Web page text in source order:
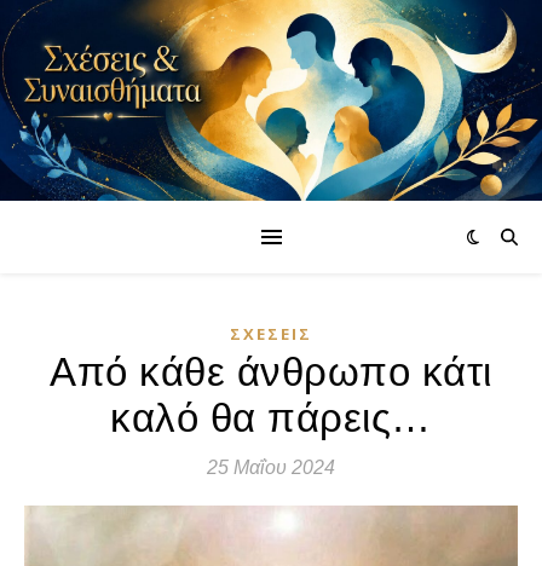
ΣΧΈΣΕΙΣ
Από κάθε άνθρωπο κάτι
καλό θα πάρεις…
25 Μαΐου 2024